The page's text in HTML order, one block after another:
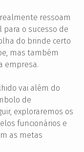
ressoam
o sucesso de
do brinde certo
mas também
empresa.
vai além do
de
exploraremos os
funcionários e
as metas